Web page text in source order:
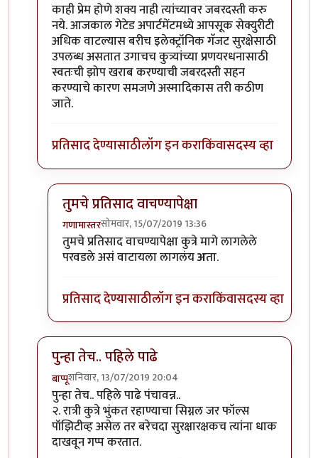
काही प्रेम होणे शक्य नाही त्यांच्यावर जबरदस्ती करु
नये. आजकाल गेटेड अपार्टमेंटमध्ये आपसूक सेक्युरीटी
अधिक वाटल्यास बरीच इलेक्ट्रॉनिक गॅजट सुरक्षेसाठी
उपलब्ध असतात उगाचच कुत्र्यांच्या प्रणयरधनासाठी
स्वतःची झोप खराब करण्याची जबरदस्ती सहन
करण्याचे कारण समजणे अस्मादिकास तरी कठीण
जाते.
प्रतिसाद देण्यासाठीलॉग इन कराकिंवासदस्य व्हा
तुमचे प्रतिसाद वाचण्यापेक्षा
गणामास्तरसोमवार, 15/07/2019 13:36
In reply toसाशंकीत तर्कजालbyमाहितगार
तुमचे प्रतिसाद वाचण्यापेक्षा कुत्रे मागे लागलेले
परवडले असं वाटायला लागलंयअता.
प्रतिसाद देण्यासाठीलॉग इन कराकिंवासदस्य व्हा
पुन्हा तेच.. पहिले पाढे
बाप्पूशनिवार, 13/07/2019 20:04
In reply toआपल्या सर्व प्रतिसादांचा आणि
पुन्हा तेच.. पहिले पाढे पंचावन्न..
२. रात्री कुत्रे भुंकत रहाण्याचा सिग्नल जर फॉल्स
पॉझिटीव्ह असेल तर बरेचदा सुरक्षारक्षकच त्यांना धाक
दाखवून गप्प करतात.